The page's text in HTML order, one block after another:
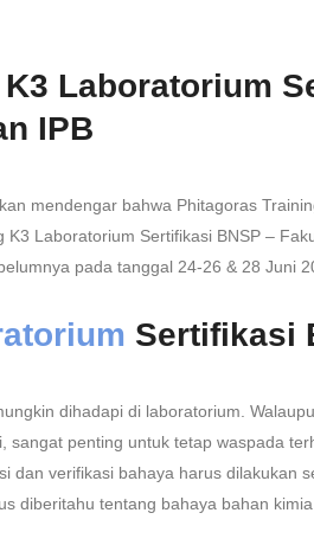
Laboratorium
IPB
mendengar bahwa Phitagoras
Laboratorium Sertifikasi BNSP –
pada tanggal 24-26 & 28 Juni
Sertifikasi
dihadapi di laboratorium.
sangat penting untuk tetap waspada
dan verifikasi bahaya harus dilakukan
diberitahu tentang bahaya bahan